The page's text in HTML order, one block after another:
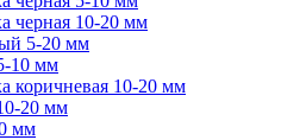
черная 10-20 мм
5-20 мм
10 мм
коричневая 10-20 мм
20 мм
мм